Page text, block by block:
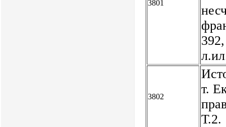
3801
3802
т.